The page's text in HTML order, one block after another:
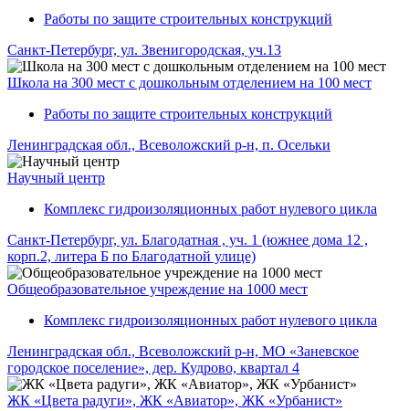
Работы по защите строительных конструкций
Санкт-Петербург, ул. Звенигородская, уч.13
Школа на 300 мест с дошкольным отделением на 100 мест
Работы по защите строительных конструкций
Ленинградская обл., Всеволожский р-н, п. Осельки
Научный центр
Комплекс гидроизоляционных работ нулевого цикла
Санкт-Петербург, ул. Благодатная , уч. 1 (южнее дома 12 ,
корп.2, литера Б по Благодатной улице)
Общеобразовательное учреждение на 1000 мест
Комплекс гидроизоляционных работ нулевого цикла
Ленинградская обл., Всеволожский р-н, МО «Заневское
городское поселение», дер. Кудрово, квартал 4
ЖК «Цвета радуги», ЖК «Авиатор», ЖК «Урбанист»